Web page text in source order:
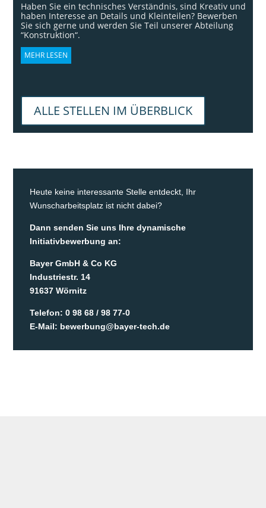
Haben Sie ein technisches Verständnis, sind Kreativ und
haben Interesse an Details und Kleinteilen? Bewerben
Sie sich gerne und werden Sie Teil unserer Abteilung
“Konstruktion“.
MEHR LESEN
ALLE STELLEN IM ÜBERBLICK
Heute keine interessante Stelle entdeckt, Ihr
Wunscharbeitsplatz ist nicht dabei?
Dann senden Sie uns Ihre dynamische
Initiativbewerbung an:
Bayer GmbH & Co KG
Industriestr. 14
91637 Wörnitz
Telefon: 0 98 68 / 98 77-0
E-Mail: bewerbung@bayer-tech.de